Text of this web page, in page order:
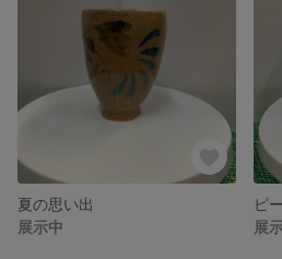
夏の思い出
展示中
ピ
展